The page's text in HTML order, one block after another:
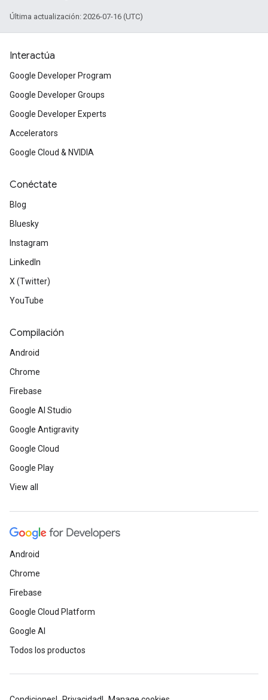
Última actualización: 2026-07-16 (UTC)
Interactúa
Google Developer Program
Google Developer Groups
Google Developer Experts
Accelerators
Google Cloud & NVIDIA
Conéctate
Blog
Bluesky
Instagram
LinkedIn
X (Twitter)
YouTube
Compilación
Android
Chrome
Firebase
Google AI Studio
Google Antigravity
Google Cloud
Google Play
View all
Android
Chrome
Firebase
Google Cloud Platform
Google AI
Todos los productos